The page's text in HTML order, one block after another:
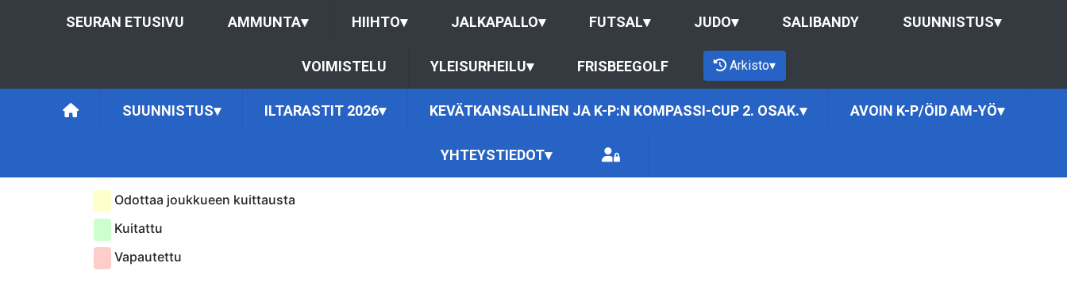
SEURAN ETUSIVU AMMUNTA▾ HIIHTO▾ JALKAPALLO▾ FUTSAL▾ JUDO▾ SALIBANDY SUUNNISTUS▾
VOIMISTELU YLEISURHEILU▾ FRISBEEGOLF Arkisto▾
SUUNNISTUS▾ ILTARASTIT 2026▾ KEVÄTKANSALLINEN JA K-P:N KOMPASSI-CUP 2. OSAK.▾ AVOIN K-P/ÖID AM-YÖ▾
YHTEYSTIEDOT▾